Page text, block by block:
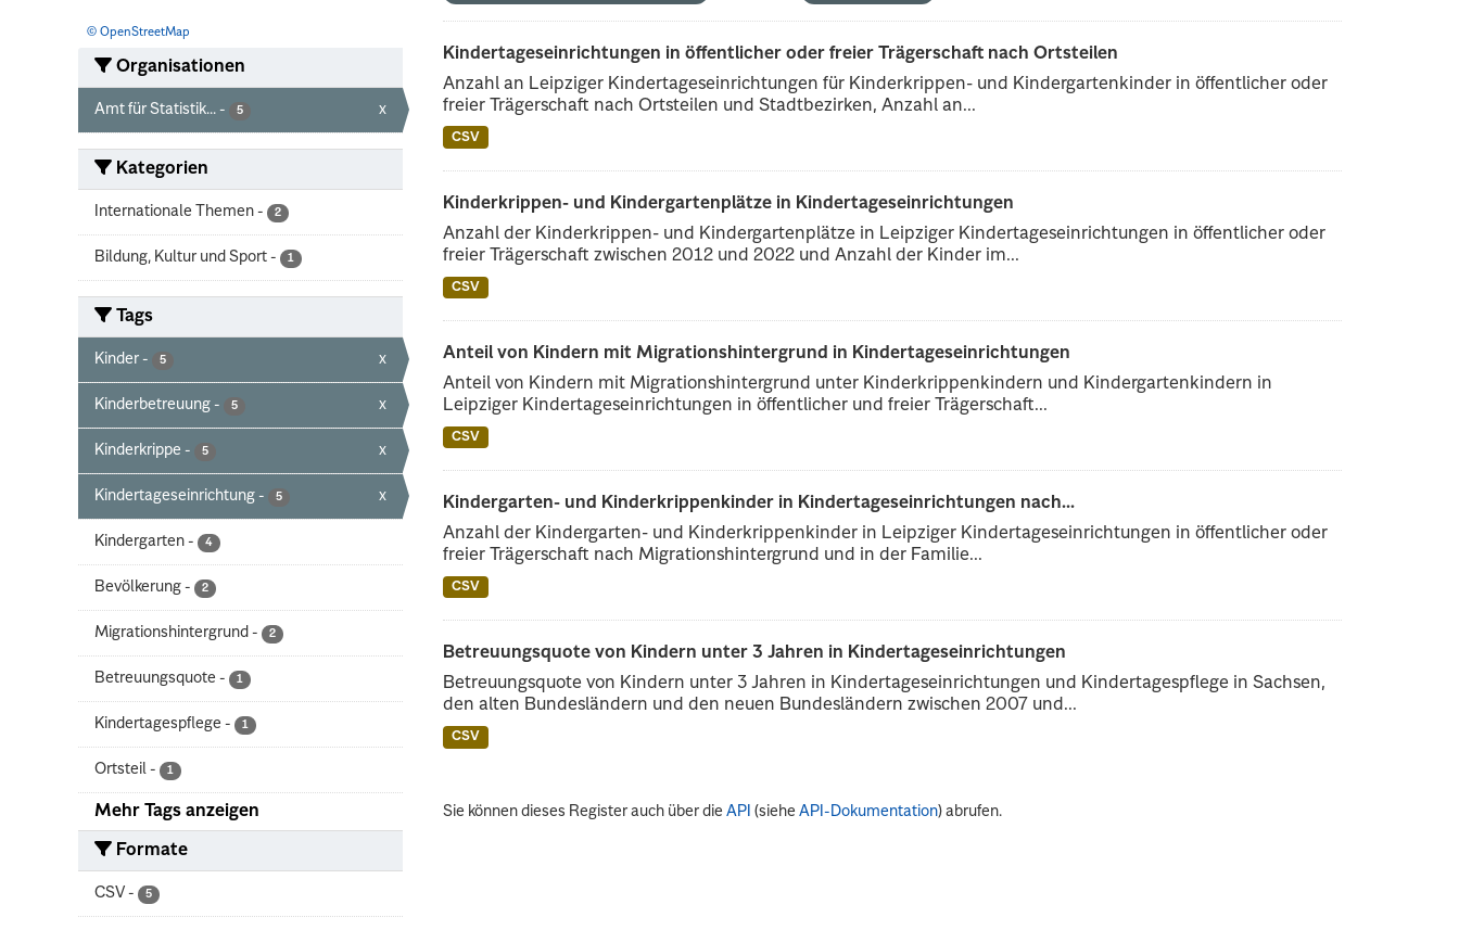
© OpenStreetMap
Organisationen
Amt für Statistik... - 5 x
Kategorien
Internationale Themen - 2
Bildung, Kultur und Sport - 1
Tags
Kinder - 5 x
Kinderbetreuung - 5 x
Kinderkrippe - 5 x
Kindertageseinrichtung - 5 x
Kindergarten - 4
Bevölkerung - 2
Migrationshintergrund - 2
Betreuungsquote - 1
Kindertagespflege - 1
Ortsteil - 1
Mehr Tags anzeigen
Formate
CSV - 5
Kindertageseinrichtungen in öffentlicher oder freier Trägerschaft nach Ortsteilen
Anzahl an Leipziger Kindertageseinrichtungen für Kinderkrippen- und Kindergartenkinder in öffentlicher oder
freier Trägerschaft nach Ortsteilen und Stadtbezirken, Anzahl an...
CSV
Kinderkrippen- und Kindergartenplätze in Kindertageseinrichtungen
Anzahl der Kinderkrippen- und Kindergartenplätze in Leipziger Kindertageseinrichtungen in öffentlicher oder
freier Trägerschaft zwischen 2012 und 2022 und Anzahl der Kinder im...
CSV
Anteil von Kindern mit Migrationshintergrund in Kindertageseinrichtungen
Anteil von Kindern mit Migrationshintergrund unter Kinderkrippenkindern und Kindergartenkindern in
Leipziger Kindertageseinrichtungen in öffentlicher und freier Trägerschaft...
CSV
Kindergarten- und Kinderkrippenkinder in Kindertageseinrichtungen nach...
Anzahl der Kindergarten- und Kinderkrippenkinder in Leipziger Kindertageseinrichtungen in öffentlicher oder
freier Trägerschaft nach Migrationshintergrund und in der Familie...
CSV
Betreuungsquote von Kindern unter 3 Jahren in Kindertageseinrichtungen
Betreuungsquote von Kindern unter 3 Jahren in Kindertageseinrichtungen und Kindertagespflege in Sachsen,
den alten Bundesländern und den neuen Bundesländern zwischen 2007 und...
CSV
Sie können dieses Register auch über dieAPI (sieheAPI-Dokumentation) abrufen.